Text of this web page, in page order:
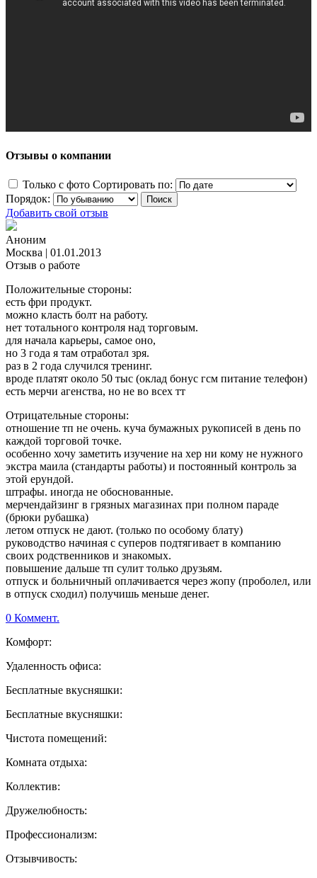
Отзывы о компании
Только с фото Сортировать по:
Порядок:
Добавить свой отзыв
Аноним
Москва | 01.01.2013
Отзыв о работе
Положительные стороны:
есть фри продукт.
можно класть болт на работу.
нет тотального контроля над торговым.
для начала карьеры, самое оно,
но 3 года я там отработал зря.
раз в 2 года случился тренинг.
вроде платят около 50 тыс (оклад бонус гсм питание телефон)
есть мерчи агенства, но не во всех тт
Отрицательные стороны:
отношение тп не очень. куча бумажных рукописей в день по
каждой торговой точке.
особенно хочу заметить изучение на хер ни кому не нужного
экстра маила (стандарты работы) и постоянный контроль за
этой ерундой.
штрафы. иногда не обоснованные.
мерчендайзинг в грязных магазинах при полном параде
(брюки рубашка)
летом отпуск не дают. (только по особому блату)
руководство начиная с суперов подтягивает в компанию
своих родственников и знакомых.
повышение дальше тп сулит только друзьям.
отпуск и больничный оплачивается через жопу (проболел, или
в отпуск сходил) получишь меньше денег.
0 Коммент.
Комфорт:
Удаленность офиса:
Бесплатные вкусняшки:
Бесплатные вкусняшки:
Чистота помещений:
Комната отдыха:
Коллектив:
Дружелюбность:
Профессионализм:
Отзывчивость: